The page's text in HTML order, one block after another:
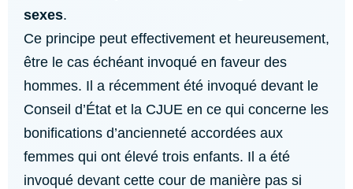
sexes.
Ce principe peut effectivement et heureusement,
être le cas échéant invoqué en faveur des
hommes. Il a récemment été invoqué devant le
Conseil d’État et la CJUE en ce qui concerne les
bonifications d’ancienneté accordées aux
femmes qui ont élevé trois enfants. Il a été
invoqué devant cette cour de manière pas si